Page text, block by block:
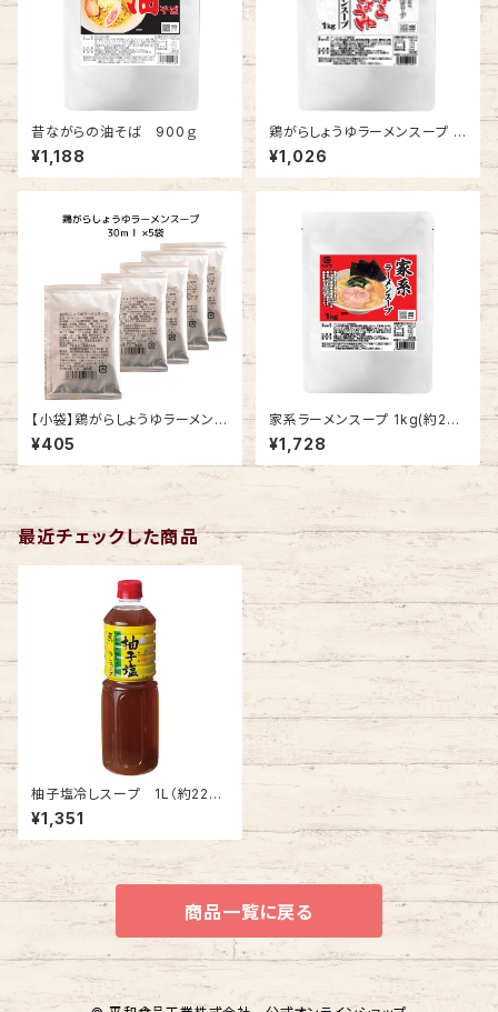
昔ながらの油そば 900ｇ
¥1,188
鶏がらしょうゆラーメンスープ 1
kg(約27食分)
¥1,026
【小袋】鶏がらしょうゆラーメンス
ープ 30ml×5袋
¥405
家系ラーメンスープ 1kg(約20
食分)
¥1,728
最近チェックした商品
柚子塩冷しスープ 1L（約22食
分）
¥1,351
商品一覧に戻る